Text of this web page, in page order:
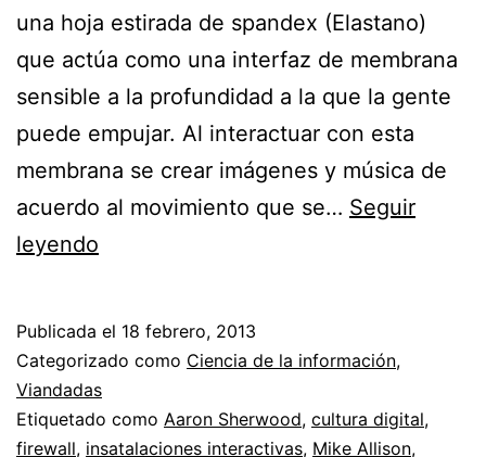
una hoja estirada de spandex (Elastano)
que actúa como una interfaz de membrana
sensible a la profundidad a la que la gente
puede empujar. Al interactuar con esta
membrana se crear imágenes y música de
acuerdo al movimiento que se… Seguir
leyendo
Publicada el 18 febrero, 2013
Categorizado como Ciencia de la información,
Viandadas
Etiquetado como Aaron Sherwood, cultura digital,
firewall, insatalaciones interactivas, Mike Allison,